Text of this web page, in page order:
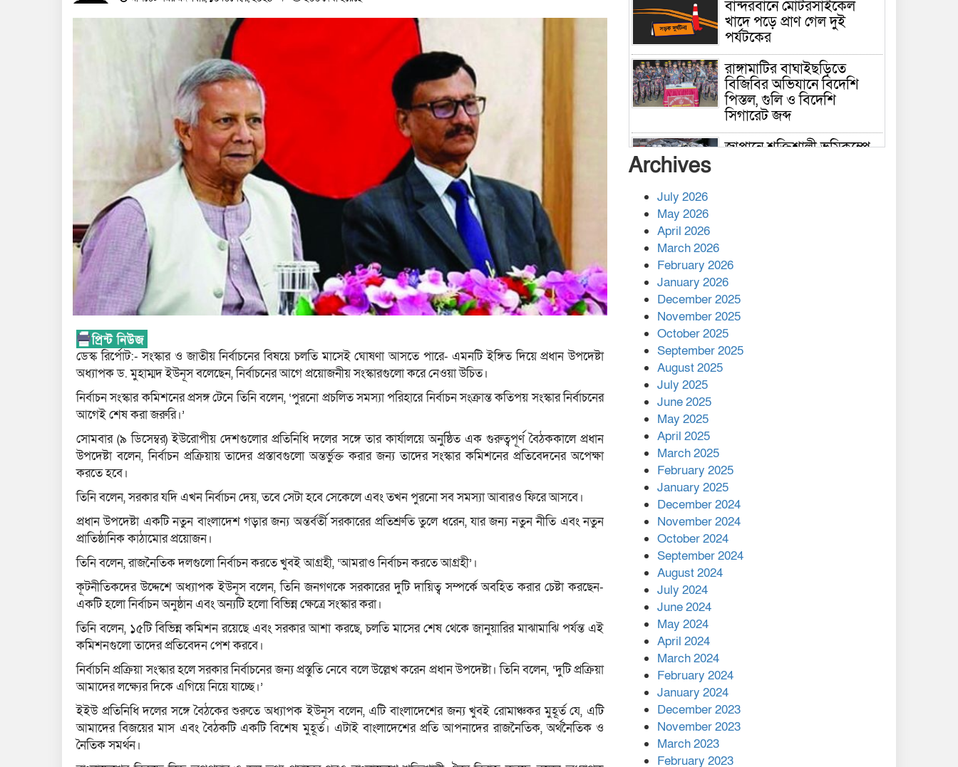
ডেস্ক রির্পোট:- সংস্কার ও জাতীয় নির্বাচনের বিষয়ে চলতি মাসেই ঘোষণা আসতে পারে- এমনটি ইঙ্গিত দিয়ে প্রধান উপদেষ্টা
অধ্যাপক ড. মুহাম্মদ ইউনূস বলেছেন, নির্বাচনের আগে প্রয়োজনীয় সংস্কারগুলো করে নেওয়া উচিত।
নির্বাচন সংস্কার কমিশনের প্রসঙ্গ টেনে তিনি বলেন, ‘পুরনো প্রচলিত সমস্যা পরিহারে নির্বাচন সংক্রান্ত কতিপয় সংস্কার নির্বাচনের
আগেই শেষ করা জরুরি।’
সোমবার (৯ ডিসেম্বর) ইউরোপীয় দেশগুলোর প্রতিনিধি দলের সঙ্গে তার কার্যালয়ে অনুষ্ঠিত এক গুরুত্বপূর্ণ বৈঠককালে প্রধান
উপদেষ্টা বলেন, নির্বাচন প্রক্রিয়ায় তাদের প্রস্তাবগুলো অন্তর্ভুক্ত করার জন্য তাদের সংস্কার কমিশনের প্রতিবেদনের অপেক্ষা
করতে হবে।
তিনি বলেন, সরকার যদি এখন নির্বাচন দেয়, তবে সেটা হবে সেকেলে এবং তখন পুরনো সব সমস্যা আবারও ফিরে আসবে।
প্রধান উপদেষ্টা একটি নতুন বাংলাদেশ গড়ার জন্য অন্তর্বর্তী সরকারের প্রতিশ্রুতি তুলে ধরেন, যার জন্য নতুন নীতি এবং নতুন
প্রাতিষ্ঠানিক কাঠামোর প্রয়োজন।
তিনি বলেন, রাজনৈতিক দলগুলো নির্বাচন করতে খুবই আগ্রহী, ‘আমরাও নির্বাচন করতে আগ্রহী’।
কূটনীতিকদের উদ্দেশে অধ্যাপক ইউনূস বলেন, তিনি জনগণকে সরকারের দুটি দায়িত্ব সম্পর্কে অবহিত করার চেষ্টা করছেন-
একটি হলো নির্বাচন অনুষ্ঠান এবং অন্যটি হলো বিভিন্ন ক্ষেত্রে সংস্কার করা।
তিনি বলেন, ১৫টি বিভিন্ন কমিশন রয়েছে এবং সরকার আশা করছে, চলতি মাসের শেষ থেকে জানুয়ারির মাঝামাঝি পর্যন্ত এই
কমিশনগুলো তাদের প্রতিবেদন পেশ করবে।
নির্বাচনি প্রক্রিয়া সংস্কার হলে সরকার নির্বাচনের জন্য প্রস্তুতি নেবে বলে উল্লেখ করেন প্রধান উপদেষ্টা। তিনি বলেন, ‘দুটি প্রক্রিয়া
আমাদের লক্ষ্যের দিকে এগিয়ে নিয়ে যাচ্ছে।’
ইইউ প্রতিনিধি দলের সঙ্গে বৈঠকের শুরুতে অধ্যাপক ইউনূস বলেন, এটি বাংলাদেশের জন্য খুবই রোমাঞ্চকর মুহূর্ত যে, এটি
আমাদের বিজয়ের মাস এবং বৈঠকটি একটি বিশেষ মুহূর্ত। এটাই বাংলাদেশের প্রতি আপনাদের রাজনৈতিক, অর্থনৈতিক ও
নৈতিক সমর্থন।
বান্দরবানে মোটরসাইকেল
খাদে পড়ে প্রাণ গেল দুই
পর্যটকের
রাঙ্গামাটির বাঘাইছড়িতে
বিজিবির অভিযানে বিদেশি
পিস্তল, গুলি ও বিদেশি
সিগারেট জব্দ
জাপানে শক্তিশালী ভূমিকম্পে
কাপ্তাই প্রেস ক্লাবের সভাপতি
মাহফুজ, সম্পাদক রিপন মারমা
নির্বাচিত
মালয়েশিয়ার প্রধানমন্ত্রীকে চিঠি
দেয়ার পর ফোন তারেক
রহমানের,গ্যাস সঙ্কট
মোকাবিলায় সহায়তার আশ্বাস
এক বিলিয়ন ডলার বিনিয়োগ
হবে আনোয়ারায়
বান্দরবানে বন্যায় ক্ষতিগ্রস্তদের
মাঝে সহায়তা দিলেন সাচিং প্রু
জেরী
Archives
July 2026
May 2026
April 2026
March 2026
February 2026
January 2026
December 2025
November 2025
October 2025
September 2025
August 2025
July 2025
June 2025
May 2025
April 2025
March 2025
February 2025
January 2025
December 2024
November 2024
October 2024
September 2024
August 2024
July 2024
June 2024
May 2024
April 2024
March 2024
February 2024
January 2024
December 2023
November 2023
March 2023
February 2023